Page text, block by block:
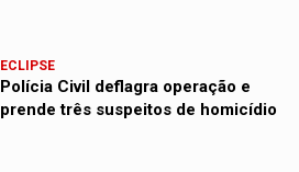
ECLIPSE
Polícia Civil deflagra operação e
prende três suspeitos de homicídio